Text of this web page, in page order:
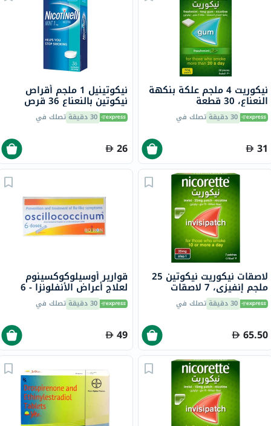
نيكوريت 4 ملجم علكة بنكهة
النعناع، ​​30 قطعة
30 دقيقة تصلك في
31
نيكوتينيل 1 ملجم أقراص
نيكوتين بالنعناع 36 قرص
30 دقيقة تصلك في
26
لاصقات نيكوريت نيكوتين 25
ملجم إنفيزي، 7 لاصقات
30 دقيقة تصلك في
65.50
قوارير أوسيلوكوكسينوم
لعلاج أعراض الأنفلونزا - 6
قوارير 30 دقيقة تصلك في
49